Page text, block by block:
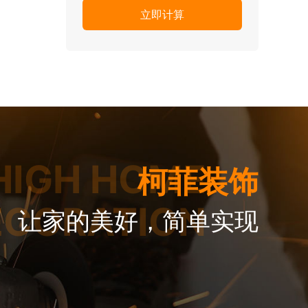
HOME
柯菲装饰
让家的美好，简单实现